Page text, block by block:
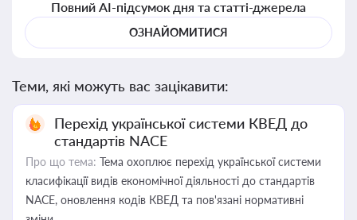
Повний AI-підсумок дня та статті-джерела
ОЗНАЙОМИТИСЯ
Теми, які можуть вас зацікавити:
Перехід української системи КВЕД до
стандартів NACE
Про що тема: Тема охоплює перехід української системи
класифікації видів економічної діяльності до стандартів
NACE, оновлення кодів КВЕД та пов'язані нормативні